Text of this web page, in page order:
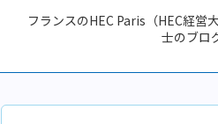
フランスのHEC Paris（HEC経営
士のブロ